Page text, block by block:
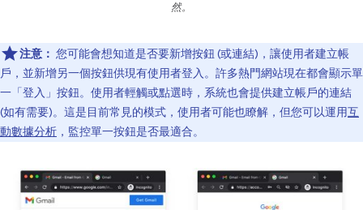
然。
注意： 您可能會想知道是否要新增按鈕 (或連結)，讓使用者建立帳
戶，並新增另一個按鈕供現有使用者登入。許多熱門網站現在都會顯示單
一「登入」 按鈕。使用者輕觸或點選時，系統也會提供建立帳戶的連結
(如有需要)。這是目前常見的模式，使用者可能也瞭解，但您可以運用互
動數據分析 ，監控單一按鈕是否最適合。